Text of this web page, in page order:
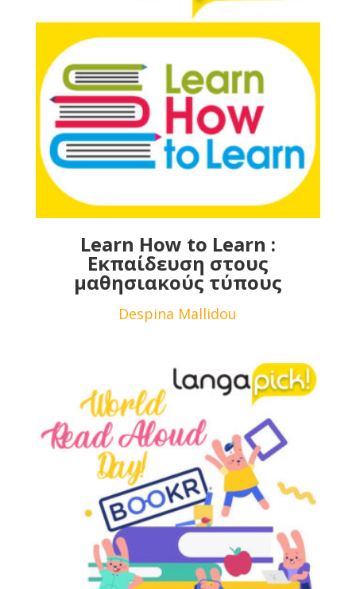
Learn How to Learn :
Εκπαίδευση στους
μαθησιακούς τύπους
Despina Mallidou